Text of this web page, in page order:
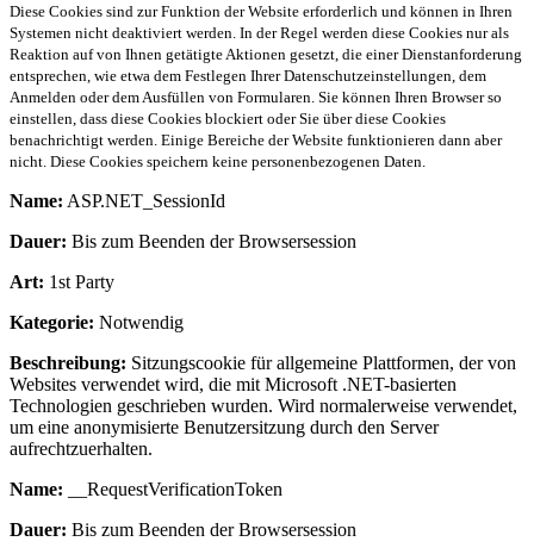
Diese Cookies sind zur Funktion der Website erforderlich und können in Ihren
Systemen nicht deaktiviert werden. In der Regel werden diese Cookies nur als
Reaktion auf von Ihnen getätigte Aktionen gesetzt, die einer Dienstanforderung
entsprechen, wie etwa dem Festlegen Ihrer Datenschutzeinstellungen, dem
Anmelden oder dem Ausfüllen von Formularen. Sie können Ihren Browser so
einstellen, dass diese Cookies blockiert oder Sie über diese Cookies
benachrichtigt werden. Einige Bereiche der Website funktionieren dann aber
nicht. Diese Cookies speichern keine personenbezogenen Daten.
Name: ASP.NET_SessionId
Dauer: Bis zum Beenden der Browsersession
Art: 1st Party
Kategorie: Notwendig
Beschreibung: Sitzungscookie für allgemeine Plattformen, der von
Websites verwendet wird, die mit Microsoft .NET-basierten
Technologien geschrieben wurden. Wird normalerweise verwendet,
um eine anonymisierte Benutzersitzung durch den Server
aufrechtzuerhalten.
Name: __RequestVerificationToken
Dauer: Bis zum Beenden der Browsersession